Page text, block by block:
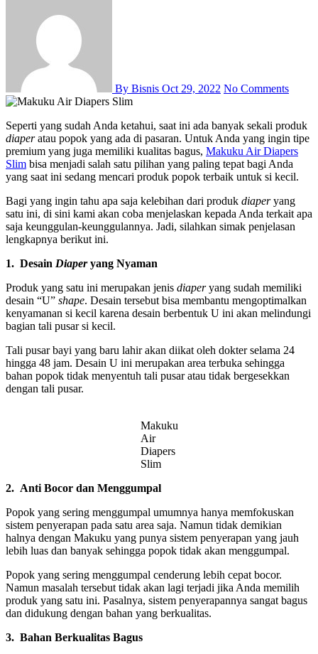
By Bisnis Oct 29, 2022 No Comments
Seperti yang sudah Anda ketahui, saat ini ada banyak sekali produk
diaperatau popok yang ada di pasaran. Untuk Anda yang ingin tipe
premium yang juga memiliki kualitas bagus, Makuku Air Diapers
Slim bisa menjadi salah satu pilihan yang paling tepat bagi Anda
yang saat ini sedang mencari produk popok terbaik untuk si kecil.
Bagi yang ingin tahu apa saja kelebihan dari produk diaperyang
satu ini, di sini kami akan coba menjelaskan kepada Anda terkait apa
saja keunggulan-keunggulannya. Jadi, silahkan simak penjelasan
lengkapnya berikut ini.
1. Desain Diaperyang Nyaman
Produk yang satu ini merupakan jenis diaperyang sudah memiliki
desain “U” shape. Desain tersebut bisa membantu mengoptimalkan
kenyamanan si kecil karena desain berbentuk U ini akan melindungi
bagian tali pusar si kecil.
Tali pusar bayi yang baru lahir akan diikat oleh dokter selama 24
hingga 48 jam. Desain U ini merupakan area terbuka sehingga
bahan popok tidak menyentuh tali pusar atau tidak bergesekkan
dengan tali pusar.
Makuku
Air
Diapers
Slim
2. Anti Bocor dan Menggumpal
Popok yang sering menggumpal umumnya hanya memfokuskan
sistem penyerapan pada satu area saja. Namun tidak demikian
halnya dengan Makuku yang punya sistem penyerapan yang jauh
lebih luas dan banyak sehingga popok tidak akan menggumpal.
Popok yang sering menggumpal cenderung lebih cepat bocor.
Namun masalah tersebut tidak akan lagi terjadi jika Anda memilih
produk yang satu ini. Pasalnya, sistem penyerapannya sangat bagus
dan didukung dengan bahan yang berkualitas.
3. Bahan Berkualitas Bagus